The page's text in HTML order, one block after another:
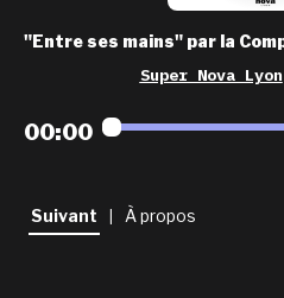
nova aime
les grilles
playlists
newsletter
"Entre ses mains" par la
Super Nova Lyon
00:00
Suivant À propos